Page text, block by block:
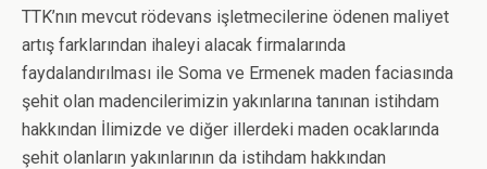
TTK’nın mevcut rödevans işletmecilerine ödenen maliyet
artış farklarından ihaleyi alacak firmalarında
faydalandırılması ile Soma ve Ermenek maden faciasında
şehit olan madencilerimizin yakınlarına tanınan istihdam
hakkından İlimizde ve diğer illerdeki maden ocaklarında
şehit olanların yakınlarının da istihdam hakkından